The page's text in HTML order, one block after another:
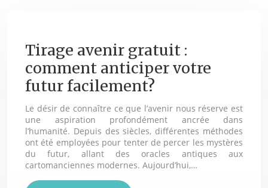
Tirage avenir gratuit :
comment anticiper votre
futur facilement?
Le désir de connaître ce que l’avenir nous réserve est
une aspiration profondément ancrée dans
l’humanité. Depuis des siècles, différentes méthodes
ont été employées pour tenter de percer les mystères
du futur, allant des oracles antiques aux
cartomanciennes modernes. Aujourd’hui,…